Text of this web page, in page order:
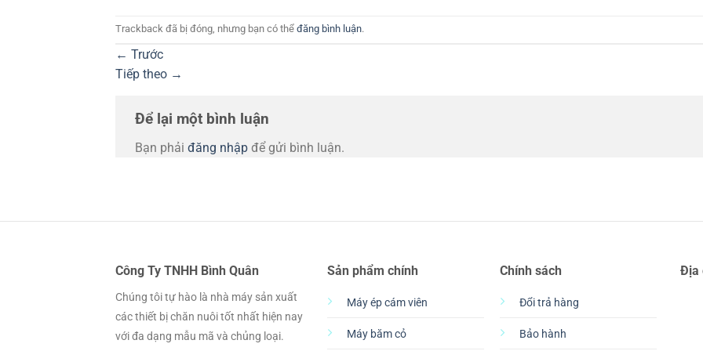
Trackback đã bị đóng, nhưng bạn có thể đăng bình luận.
← Trước
Tiếp theo →
Để lại một bình luận
Bạn phải đăng nhập để gửi bình luận.
Công Ty TNHH Bình Quân
Chúng tôi tự hào là nhà máy sản xuất
các thiết bị chăn nuôi tốt nhất hiện nay
với đa dạng mẫu mã và chủng loại.
Sản phẩm chính
Máy ép cám viên
Máy băm cỏ
Chính sách
Đổi trả hàng
Bảo hành
Địa